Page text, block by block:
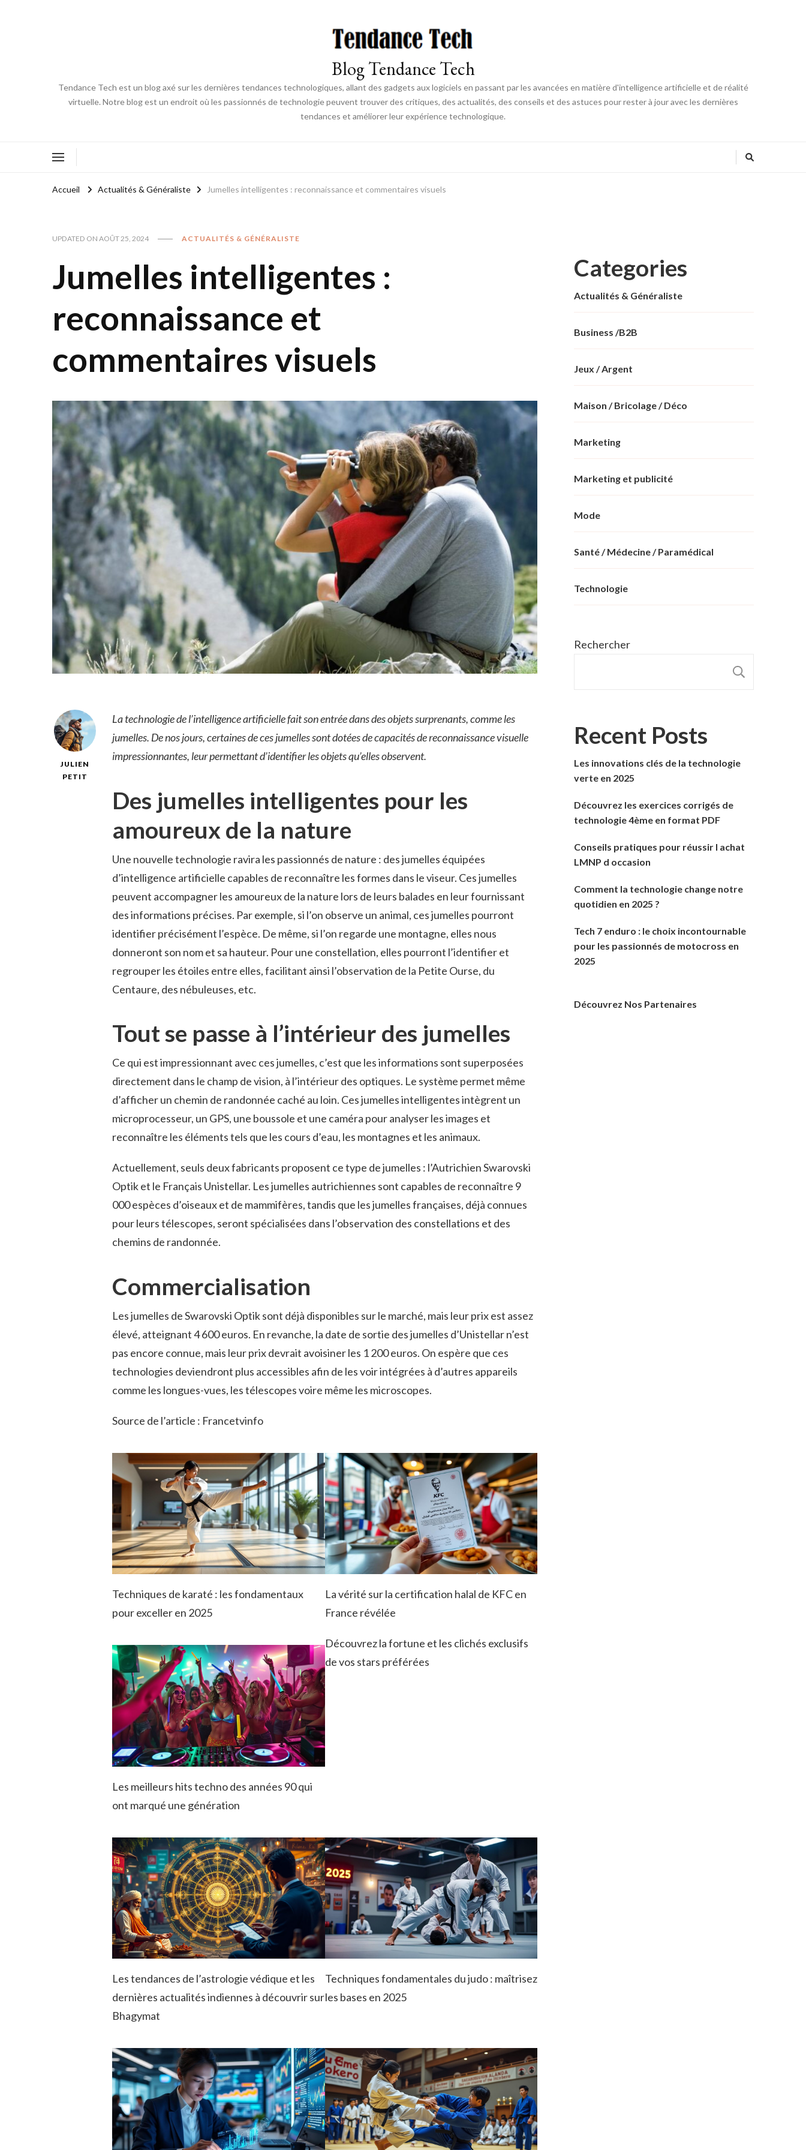
Blog Tendance Tech
Tendance Tech est un blog axé sur les dernières tendances technologiques, allant des gadgets aux logiciels en passant par les avancées en matière d'intelligence artificielle et de réalité
virtuelle. Notre blog est un endroit où les passionnés de technologie peuvent trouver des critiques, des actualités, des conseils et des astuces pour rester à jour avec les dernières
tendances et améliorer leur expérience technologique.
Accueil Actualités & Généraliste Jumelles intelligentes : reconnaissance et commentaires visuels
UPDATED ON AOÛT 25, 2024 ACTUALITÉS & GÉNÉRALISTE
Jumelles intelligentes :
reconnaissance et
commentaires visuels
JULIEN
PETIT
La technologie de l’intelligence artificielle fait son entrée dans des objets surprenants, comme les
jumelles. De nos jours, certaines de ces jumelles sont dotées de capacités de reconnaissance visuelle
impressionnantes, leur permettant d’identifier les objets qu’elles observent.
Des jumelles intelligentes pour les
amoureux de la nature
Une nouvelle technologie ravira les passionnés de nature : des jumelles équipées
d’intelligence artificielle capables de reconnaître les formes dans le viseur. Ces jumelles
peuvent accompagner les amoureux de la nature lors de leurs balades en leur fournissant
des informations précises. Par exemple, si l’on observe un animal, ces jumelles pourront
identifier précisément l’espèce. De même, si l’on regarde une montagne, elles nous
donneront son nom et sa hauteur. Pour une constellation, elles pourront l’identifier et
regrouper les étoiles entre elles, facilitant ainsi l’observation de la Petite Ourse, du
Centaure, des nébuleuses, etc.
Tout se passe à l’intérieur des jumelles
Ce qui est impressionnant avec ces jumelles, c’est que les informations sont superposées
directement dans le champ de vision, à l’intérieur des optiques. Le système permet même
d’afficher un chemin de randonnée caché au loin. Ces jumelles intelligentes intègrent un
microprocesseur, un GPS, une boussole et une caméra pour analyser les images et
reconnaître les éléments tels que les cours d’eau, les montagnes et les animaux.
Actuellement, seuls deux fabricants proposent ce type de jumelles : l’Autrichien Swarovski
Optik et le Français Unistellar. Les jumelles autrichiennes sont capables de reconnaître 9
000 espèces d’oiseaux et de mammifères, tandis que les jumelles françaises, déjà connues
pour leurs télescopes, seront spécialisées dans l’observation des constellations et des
chemins de randonnée.
Commercialisation
Les jumelles de Swarovski Optik sont déjà disponibles sur le marché, mais leur prix est assez
élevé, atteignant 4 600 euros. En revanche, la date de sortie des jumelles d’Unistellar n’est
pas encore connue, mais leur prix devrait avoisiner les 1 200 euros. On espère que ces
technologies deviendront plus accessibles afin de les voir intégrées à d’autres appareils
comme les longues-vues, les télescopes voire même les microscopes.
Source de l’article : Francetvinfo
Techniques de karaté : les fondamentaux
pour exceller en 2025
La vérité sur la certification halal de KFC en
France révélée
Les meilleurs hits techno des années 90 qui
ont marqué une génération
Découvrez la fortune et les clichés exclusifs
de vos stars préférées
Les tendances de l’astrologie védique et les
dernières actualités indiennes à découvrir sur
Bhagymat
Techniques fondamentales du judo : maîtrisez
les bases en 2025
Categories
Actualités & Généraliste
Business /B2B
Jeux / Argent
Maison / Bricolage / Déco
Marketing
Marketing et publicité
Mode
Santé / Médecine / Paramédical
Technologie
Rechercher
Recent Posts
Les innovations clés de la technologie
verte en 2025
Découvrez les exercices corrigés de
technologie 4ème en format PDF
Conseils pratiques pour réussir l achat
LMNP d occasion
Comment la technologie change notre
quotidien en 2025 ?
Tech 7 enduro : le choix incontournable
pour les passionnés de motocross en
2025
Découvrez Nos Partenaires